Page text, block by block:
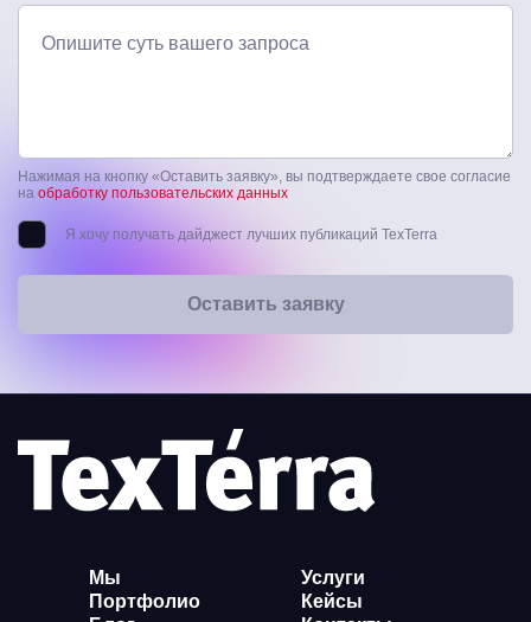
Опишите суть вашего запроса
Нажимая на кнопку «Оставить заявку», вы подтверждаете свое согласие
на обработку пользовательских данных
Я хочу получать дайджест лучших публикаций TexTerra
Оставить заявку
Мы
Услуги
Портфолио
Кейсы